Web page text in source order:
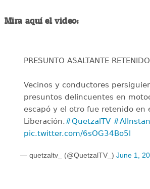
Mira aquí el video:
PRESUNTO ASALTANTE
Vecinos y conductores
presuntos delincuentes en
escapó y el otro fue retenido en
Liberación.#QuetzalTV
pic.twitter.com/6sOG34Bo5l
— quetzaltv_ (@QuetzalTV_) June 1,